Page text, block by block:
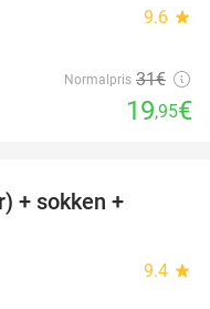
9.6 star
Normalpris 31€
19,95€
+ sokken +
9.4 star